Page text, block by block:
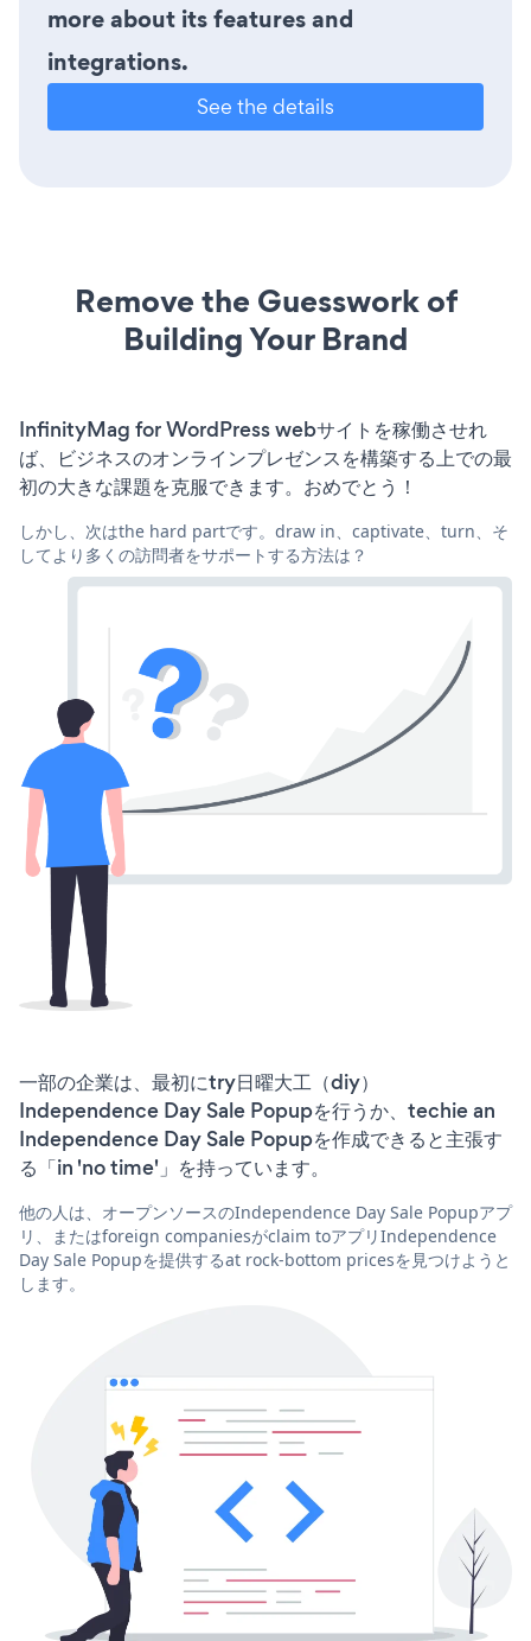
more about its features and
integrations.
See the details
Remove the Guesswork of
Building Your Brand
InfinityMag for WordPress webサイトを稼働させれ
ば、ビジネスのオンラインプレゼンスを構築する上での最
初の大きな課題を克服できます。おめでとう！
しかし、次はthe hard partです。draw in、captivate、turn、そ
してより多くの訪問者をサポートする方法は？
一部の企業は、最初にtry日曜大工（diy）
Independence Day Sale Popupを行うか、techie an
Independence Day Sale Popupを作成できると主張す
る「in 'no time'」を持っています。
他の人は、オープンソースのIndependence Day Sale Popupアプ
リ、またはforeign companiesがclaim toアプリIndependence
Day Sale Popupを提供するat rock-bottom pricesを見つけようと
します。